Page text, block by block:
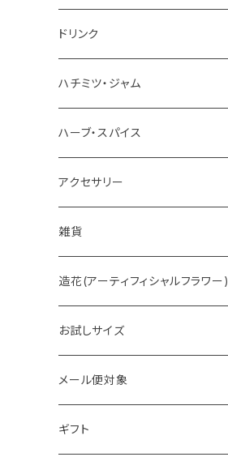
チョコレート
ドリンク
お茶
ホットチョコレート
ハチミツ・ジャム
ハーブ・スパイス
アクセサリー
雑貨
造花(アーティフィシャルフラワー)
お試しサイズ
メール便対象
ギフト